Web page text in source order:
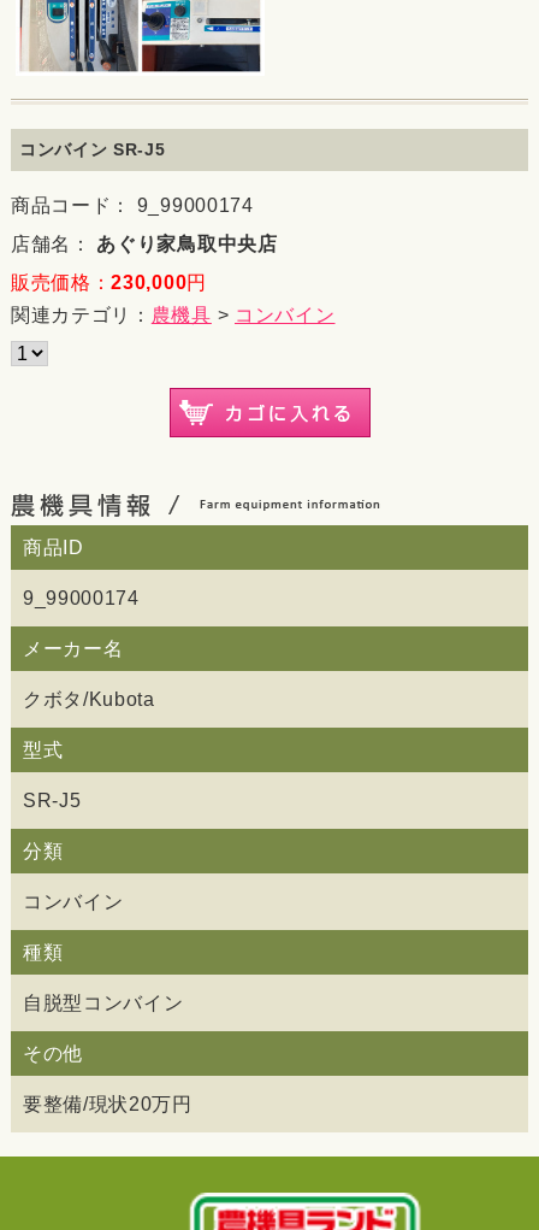
コンバイン SR-J5
商品コード： 9_99000174
店舗名： あぐり家鳥取中央店
販売価格：230,000円
関連カテゴリ： 農機具 > コンバイン
商品ID
9_99000174
メーカー名
クボタ/Kubota
型式
SR-J5
分類
コンバイン
種類
自脱型コンバイン
その他
要整備/現状20万円